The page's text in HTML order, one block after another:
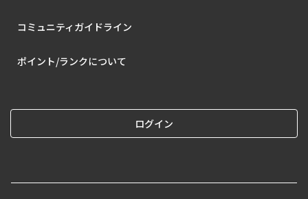
コミュニティガイドライン
ポイント/ランクについて
ログイン